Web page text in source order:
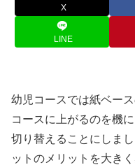
X
LINE
幼児コースでは紙ベー
コースに上がるのを機
切り替えることにしま
ットのメリットを大き